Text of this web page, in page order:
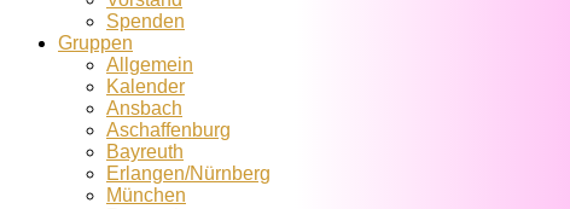
Spenden
Gruppen
Allgemein
Kalender
Ansbach
Aschaffenburg
Bayreuth
Erlangen/Nürnberg
München